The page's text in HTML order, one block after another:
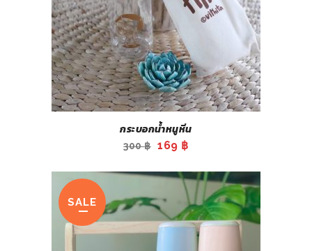
กระบอกน้ำหนูหิ่น
300฿ Original
was:
300 ฿.
169 ฿Current
is:
169 ฿.
SALE